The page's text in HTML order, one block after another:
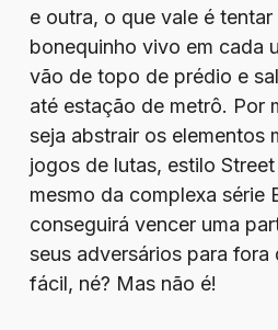
e outra, o que vale é
bonequinho vivo em cada
vão de topo de prédio e
até estação de metrô. Por
seja abstrair os elementos
jogos de lutas, estilo
mesmo da complexa série
conseguirá vencer uma
seus adversários para fora
fácil, né? Mas não é!